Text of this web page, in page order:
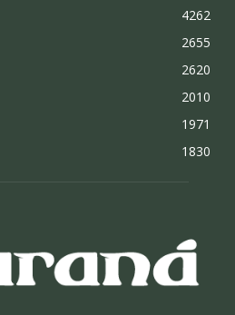
4262
2655
2620
2010
1971
1830